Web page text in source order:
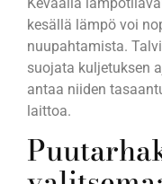
kesällä lämpö voi
nuupahtamista.
suojata kuljetuksen
antaa niiden
laittoa.